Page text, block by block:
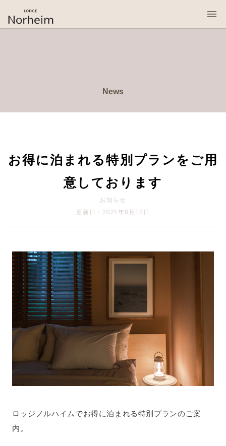
News
お得に泊まれる特別プランをご用
意しております
お知らせ
更新日：2021年8月12日
ロッジノルハイムでお得に泊まれる特別プランのご案
内。